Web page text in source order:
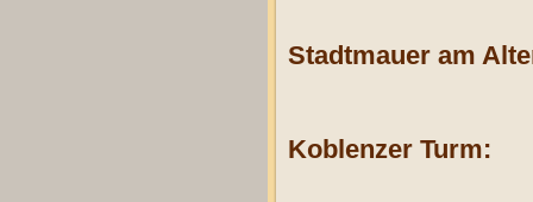
Stadtmauer am
Koblenzer Turm: